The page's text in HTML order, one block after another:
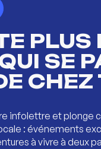
PLUS
SE
CHEZ
infolettre et plonge
: événements
à vivre à deux